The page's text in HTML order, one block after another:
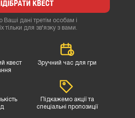
КВЕСТ
дані третім особам і
тільки для зв'язку з вами.
квест
Зручний час для гри
Підкажемо акції та
спеціальні пропозиції